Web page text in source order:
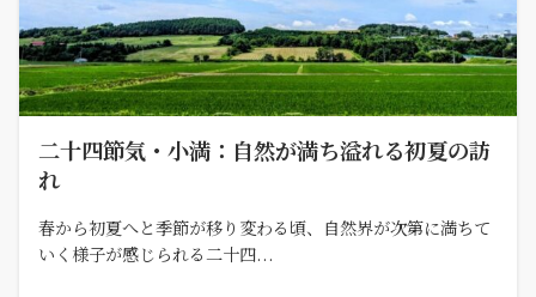
二十四節気・小満：自然が満ち溢れる初夏の訪
れ
春から初夏へと季節が移り変わる頃、自然界が次第に満ちて
いく様子が感じられる二十四...